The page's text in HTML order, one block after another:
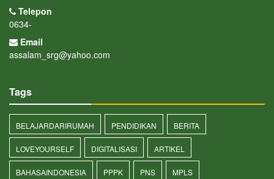
Telepon
0634-
Email
assalam_srg@yahoo.com
Tags
BELAJARDARIRUMAH PENDIDIKAN BERITA
LOVEYOURSELF DIGITALISASI ARTIKEL
BAHASAINDONESIA PPPK PNS MPLS